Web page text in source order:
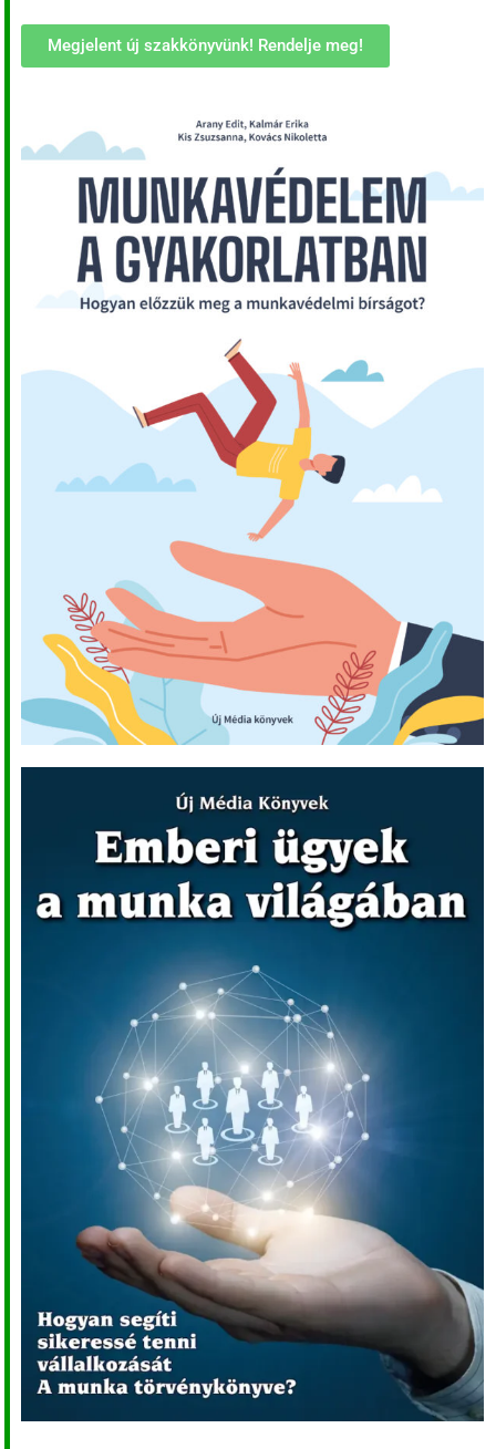
Megjelent új szakkönyvünk! Rendelje meg!